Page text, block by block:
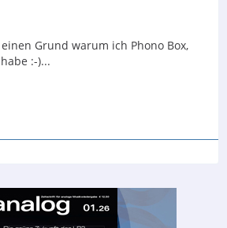
Grund warum ich Phono Box,
:-)...